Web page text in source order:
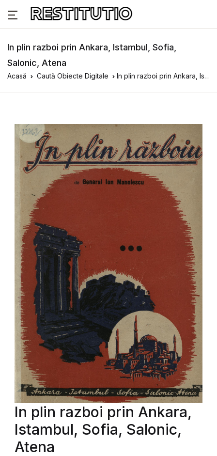
In plin razboi prin Ankara, Istambul, Sofia,
Salonic, Atena
Acasă Caută Obiecte Digitale In plin razboi prin Ankara, Istambul, Sofia, Salonic, Atena
In plin razboi prin Ankara,
Istambul, Sofia, Salonic,
Atena